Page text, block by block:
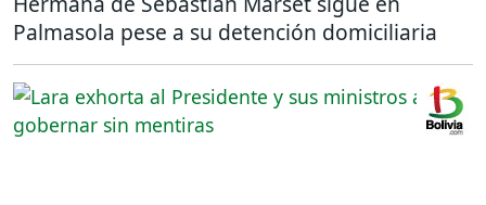
Palmasola pese a su detención domiciliaria